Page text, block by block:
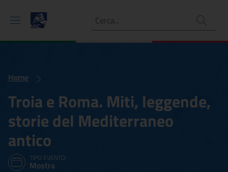
Ricerca
Home
Troia e Roma. Miti, leggende,
storie del Mediterraneo
antico
TIPO EVENTO:
Mostra